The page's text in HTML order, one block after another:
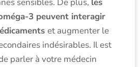
sensibles. De plus, les
3 peuvent interagir
et augmenter le
indésirables. Il est
parler à votre médecin